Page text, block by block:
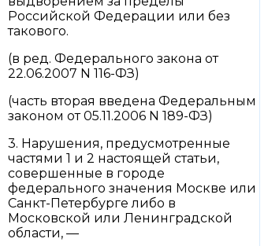
Российской Федерации или без
такового.
(в ред. Федерального закона от
22.06.2007 N 116-ФЗ)
(часть вторая введена Федеральным
законом от 05.11.2006 N 189-ФЗ)
3. Нарушения, предусмотренные
частями 1 и 2 настоящей статьи,
совершенные в городе
федерального значения Москве или
Санкт-Петербурге либо в
Московской или Ленинградской
области, —